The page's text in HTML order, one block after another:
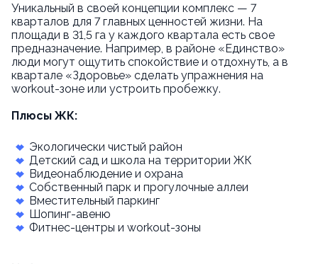
Уникальный в своей концепции комплекс — 7
кварталов для 7 главных ценностей жизни. На
площади в 31,5 га у каждого квартала есть свое
предназначение. Например, в районе «Единство»
люди могут ощутить спокойствие и отдохнуть, а в
квартале «Здоровье» сделать упражнения на
workout-зоне или устроить пробежку.
Плюсы ЖК:
Экологически чистый район
Детский сад и школа на территории ЖК
Видеонаблюдение и охрана
Собственный парк и прогулочные аллеи
Вместительный паркинг
Шопинг-авеню
Фитнес-центры и workout-зоны